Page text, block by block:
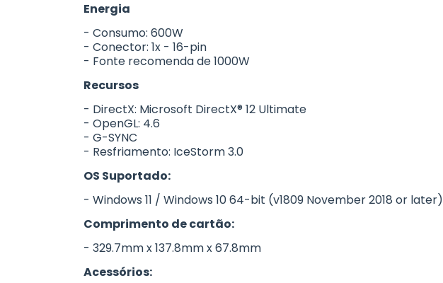
Energia
- Consumo: 600W
- Conector: 1x - 16-pin
- Fonte recomenda de 1000W
Recursos
- DirectX: Microsoft DirectX® 12 Ultimate
- OpenGL: 4.6
- G-SYNC
- Resfriamento: IceStorm 3.0
OS Suportado:
- Windows 11 / Windows 10 64-bit (v1809 November 2018 or later)
Comprimento de cartão:
- 329.7mm x 137.8mm x 67.8mm
Acessórios: